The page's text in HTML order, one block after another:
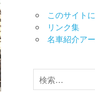
このサイト
リンク集
名車紹介ア
検
索